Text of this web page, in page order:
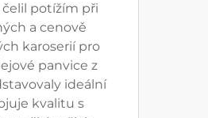
potížím při
a cenově
karoserií pro
panvice z
ideální
kvalitu s